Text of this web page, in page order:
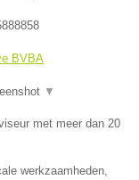
BVBA
▼
met meer dan 20
werkzaamheden,